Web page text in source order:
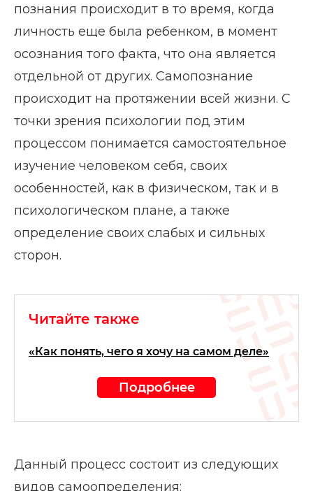
познания происходит в то время, когда
личность еще была ребенком, в момент
осознания того факта, что она является
отдельной от других. Самопознание
происходит на протяжении всей жизни. С
точки зрения психологии под этим
процессом понимается самостоятельное
изучение человеком себя, своих
особенностей, как в физическом, так и в
психологическом плане, а также
определение своих слабых и сильных
сторон.
Читайте также
«Как понять, чего я хочу на самом деле»
Подробнее
Данный процесс состоит из следующих
видов самоопределения: